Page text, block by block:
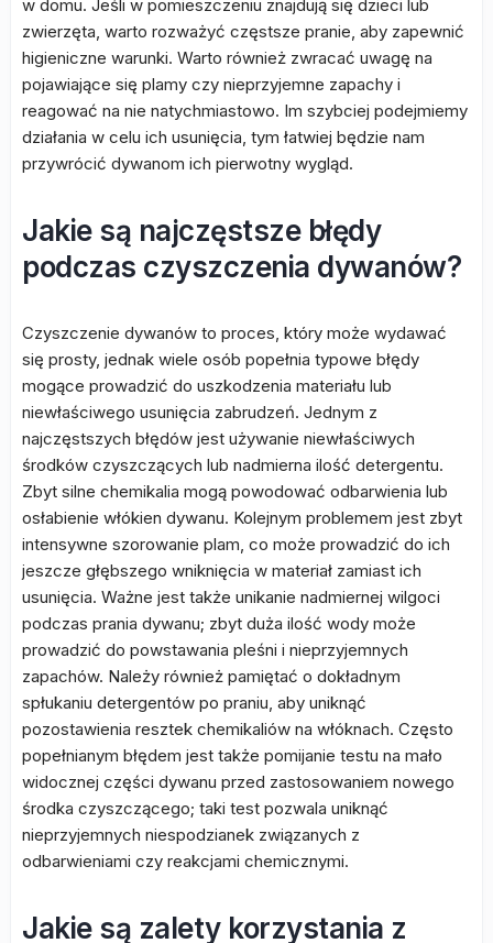
w domu. Jeśli w pomieszczeniu znajdują się dzieci lub
zwierzęta, warto rozważyć częstsze pranie, aby zapewnić
higieniczne warunki. Warto również zwracać uwagę na
pojawiające się plamy czy nieprzyjemne zapachy i
reagować na nie natychmiastowo. Im szybciej podejmiemy
działania w celu ich usunięcia, tym łatwiej będzie nam
przywrócić dywanom ich pierwotny wygląd.
Jakie są najczęstsze błędy
podczas czyszczenia dywanów?
Czyszczenie dywanów to proces, który może wydawać
się prosty, jednak wiele osób popełnia typowe błędy
mogące prowadzić do uszkodzenia materiału lub
niewłaściwego usunięcia zabrudzeń. Jednym z
najczęstszych błędów jest używanie niewłaściwych
środków czyszczących lub nadmierna ilość detergentu.
Zbyt silne chemikalia mogą powodować odbarwienia lub
osłabienie włókien dywanu. Kolejnym problemem jest zbyt
intensywne szorowanie plam, co może prowadzić do ich
jeszcze głębszego wniknięcia w materiał zamiast ich
usunięcia. Ważne jest także unikanie nadmiernej wilgoci
podczas prania dywanu; zbyt duża ilość wody może
prowadzić do powstawania pleśni i nieprzyjemnych
zapachów. Należy również pamiętać o dokładnym
spłukaniu detergentów po praniu, aby uniknąć
pozostawienia resztek chemikaliów na włóknach. Często
popełnianym błędem jest także pomijanie testu na mało
widocznej części dywanu przed zastosowaniem nowego
środka czyszczącego; taki test pozwala uniknąć
nieprzyjemnych niespodzianek związanych z
odbarwieniami czy reakcjami chemicznymi.
Jakie są zalety korzystania z